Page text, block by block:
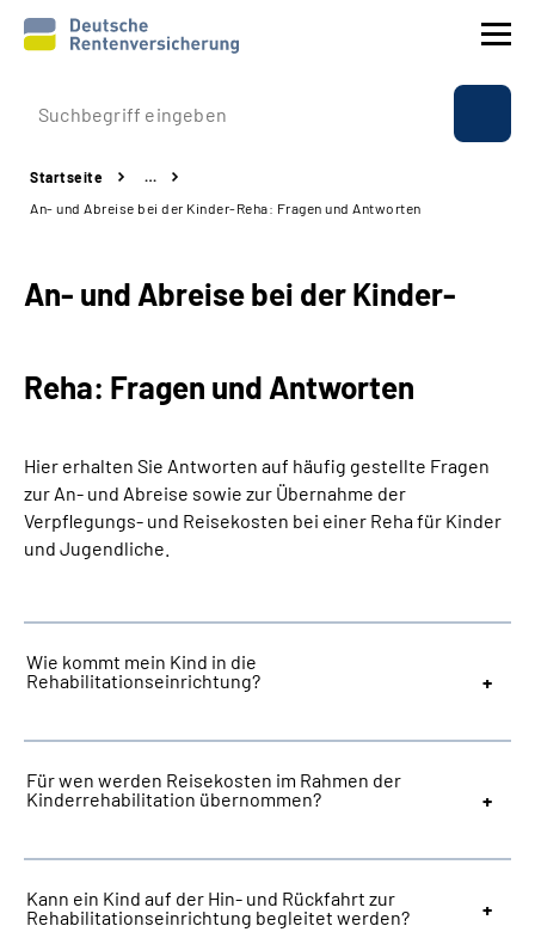
Prävention
Reha
Experten
Über uns & Presse
Online-Services
Language
Leichte Sprache
Mein Kundenportal
Startseite
…
An- und Abreise bei der Kinder-Reha: Fragen und Antworten
An- und Abreise bei der Kinder-
Reha: Fragen und Antworten
Hier erhalten Sie Antworten auf häufig gestellte Fragen
zur An- und Abreise sowie zur Übernahme der
Verpflegungs- und Reisekosten bei einer Reha für Kinder
und Jugendliche.
Wie kommt mein Kind in die
Rehabilitationseinrichtung?
Für wen werden Reisekosten im Rahmen der
Kinderrehabilitation übernommen?
Kann ein Kind auf der Hin- und Rückfahrt zur
Rehabilitationseinrichtung begleitet werden?